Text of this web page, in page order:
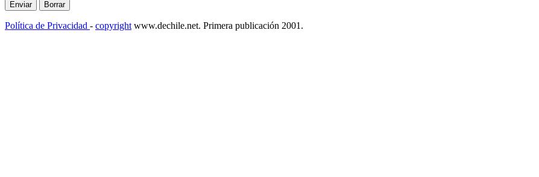
Política de Privacidad - copyright www.dechile.net. Primera publicación 2001.